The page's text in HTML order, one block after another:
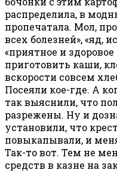
распределила, в
пропечатала. Мол,
всех болезней», «яд,
«приятное и
приготовить каши,
вскорости совсем
Посеяли кое-где. А
так выяснили, что
разрежены. Ну и
установили, что
повыкапывали, и
Так-то вот. Тем не
средств в казне на